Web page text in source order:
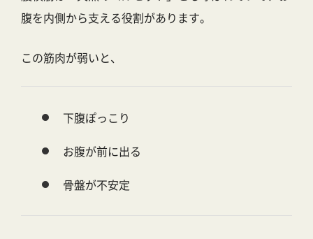
腹を内側から支える役割があります。
この筋肉が弱いと、
下腹ぽっこり
お腹が前に出る
骨盤が不安定